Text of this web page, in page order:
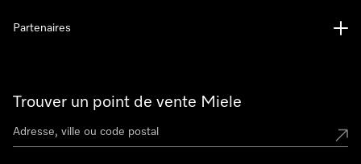
Trouver un point de vente Miele
Partenaires